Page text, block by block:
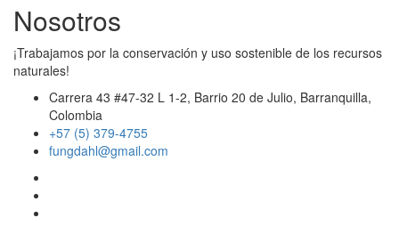
Nosotros
¡Trabajamos por la conservación y uso sostenible de los recursos
naturales!
Carrera 43 #47-32 L 1-2, Barrio 20 de Julio, Barranquilla,
Colombia
+57 (5) 379-4755
fungdahl@gmail.com